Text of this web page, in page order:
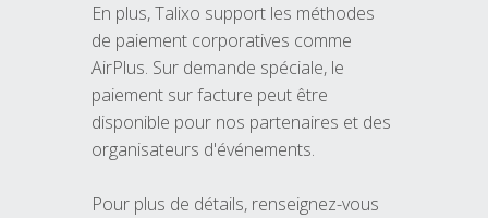
En plus, Talixo support les méthodes
de paiement corporatives comme
AirPlus. Sur demande spéciale, le
paiement sur facture peut être
disponible pour nos partenaires et des
organisateurs d'événements.
Pour plus de détails, renseignez-vous